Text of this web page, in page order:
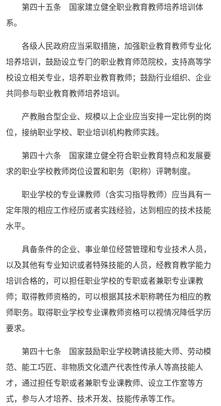
第四十五条 国家建立健全职业教育教师培养培训体
系。
各级人民政府应当采取措施，加强职业教育教师专业化
培养培训，鼓励设立专门的职业教育师范院校，支持高等学
校设立相关专业，培养职业教育教师；鼓励行业组织、企业
共同参与职业教育教师培养培训。
产教融合型企业、规模以上企业应当安排一定比例的岗
位，接纳职业学校、职业培训机构教师实践。
第四十六条 国家建立健全符合职业教育特点和发展要
求的职业学校教师岗位设置和职务（职称）评聘制度。
职业学校的专业课教师（含实习指导教师）应当具有一
定年限的相应工作经历或者实践经验，达到相应的技术技能
水平。
具备条件的企业、事业单位经营管理和专业技术人员，
以及其他有专业知识或者特殊技能的人员，经教育教学能力
培训合格的，可以担任职业学校的专职或者兼职专业课教
师；取得教师资格的，可以根据其技术职称聘任为相应的教
师职务。取得职业学校专业课教师资格可以视情况降低学历
要求。
第四十七条 国家鼓励职业学校聘请技能大师、劳动模
范、能工巧匠、非物质文化遗产代表性传承人等高技能人
才，通过担任专职或者兼职专业课教师、设立工作室等方
式，参与人才培养、技术开发、技能传承等工作。